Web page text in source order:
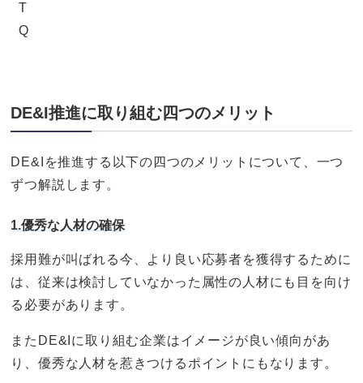
T
Q
DE&I推進に取り組む四つのメリット
DE&Iを推進する以下の四つのメリットについて、一つ
ずつ解説します。
1.優秀な人材の確保
採用難が叫ばれる今、より良い応募者を獲得するために
は、従来は検討していなかった属性の人材にも目を向け
る必要があります。
またDE&Iに取り組む企業はイメージが良い傾向があ
り、優秀な人材を惹きつけるポイントにもなります。